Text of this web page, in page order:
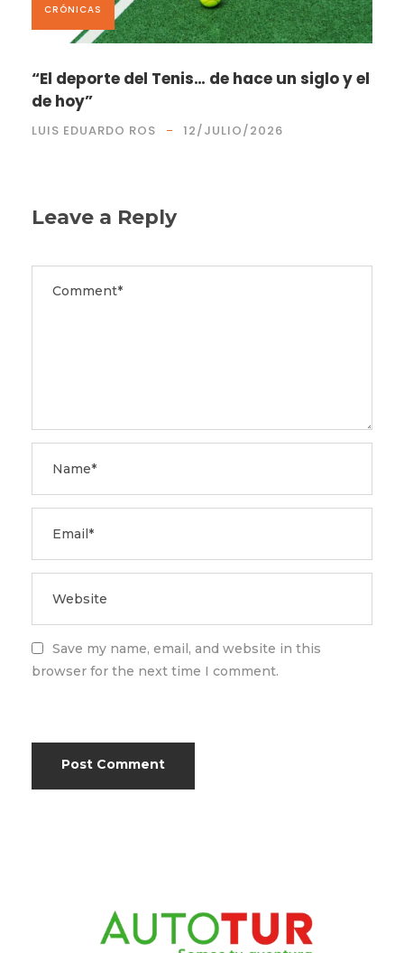
CRÓNICAS
“El deporte del Tenis… de hace un siglo y el
de hoy”
LUIS EDUARDO ROS 12/JULIO/2026
Leave a Reply
Save my name, email, and website in this
browser for the next time I comment.